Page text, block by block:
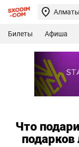
Алматы
Билеты Афиша
Что